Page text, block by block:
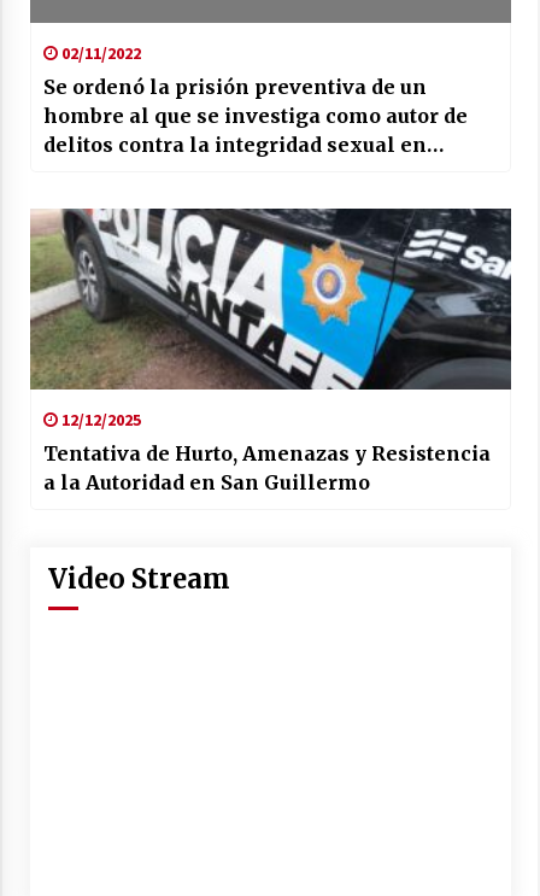
02/11/2022
Se ordenó la prisión preventiva de un
hombre al que se investiga como autor de
delitos contra la integridad sexual en
12/12/2025
Tentativa de Hurto, Amenazas y Resistencia
a la Autoridad en San Guillermo
Video Stream